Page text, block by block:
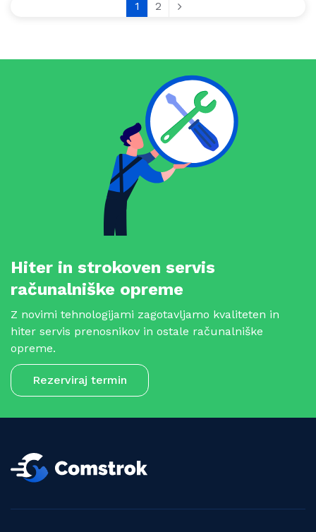
1 2
Hiter in strokoven servis
računalniške opreme
Z novimi tehnologijami zagotavljamo kvaliteten in
hiter servis prenosnikov in ostale računalniške
opreme.
Rezerviraj termin